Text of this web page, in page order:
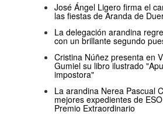
José Ángel Ligero firma el
las fiestas de Aranda de
La delegación arandina
con un brillante segundo
Cristina Núñez presenta en
Gumiel su libro ilustrado
impostora"
La arandina Nerea Pascual
mejores expedientes de
Premio Extraordinario